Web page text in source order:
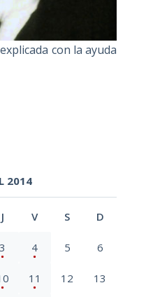
con la ayuda
2014
J V S D
3 4 5 6
11 12 13